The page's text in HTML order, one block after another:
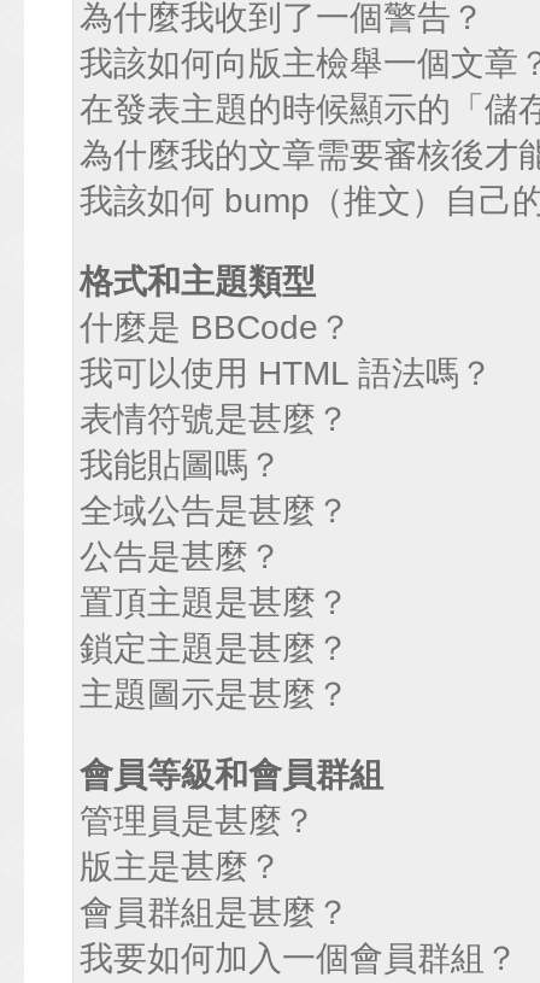
為什麼我收到了一個警告？
我該如何向版主檢舉一個文章
在發表主題的時候顯示的「儲
為什麼我的文章需要審核後才
我該如何 bump（推文）自己
格式和主題類型
什麼是 BBCode？
我可以使用 HTML 語法嗎？
表情符號是甚麼？
我能貼圖嗎？
全域公告是甚麼？
公告是甚麼？
置頂主題是甚麼？
鎖定主題是甚麼？
主題圖示是甚麼？
會員等級和會員群組
管理員是甚麼？
版主是甚麼？
會員群組是甚麼？
我要如何加入一個會員群組？